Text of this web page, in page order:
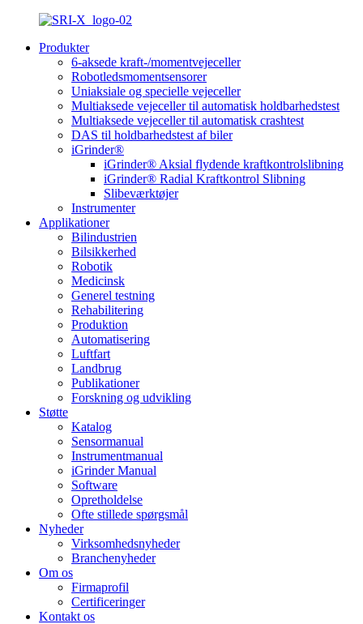
Produkter
6-aksede kraft-/momentvejeceller
Robotledsmomentsensorer
Uniaksiale og specielle vejeceller
Multiaksede vejeceller til automatisk holdbarhedstest
Multiaksede vejeceller til automatisk crashtest
DAS til holdbarhedstest af biler
iGrinder®
iGrinder® Aksial flydende kraftkontrolslibning
iGrinder® Radial Kraftkontrol Slibning
Slibeværktøjer
Instrumenter
Applikationer
Bilindustrien
Bilsikkerhed
Robotik
Medicinsk
Generel testning
Rehabilitering
Produktion
Automatisering
Luftfart
Landbrug
Publikationer
Forskning og udvikling
Støtte
Katalog
Sensormanual
Instrumentmanual
iGrinder Manual
Software
Opretholdelse
Ofte stillede spørgsmål
Nyheder
Virksomhedsnyheder
Branchenyheder
Om os
Firmaprofil
Certificeringer
Kontakt os